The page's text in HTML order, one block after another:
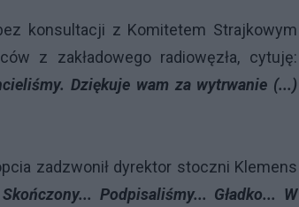
konsultacji z Komitetem Strajkowym
z zakładowego radiowęzła, cytuję:
Dziękuje wam za wytrwanie (...)
zadzwonił dyrektor stoczni Klemens
Podpisaliśmy... Gładko... W